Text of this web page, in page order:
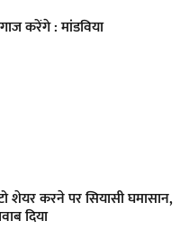
करेंगे : मांडविया
शेयर करने पर सियासी घमासान,
दिया